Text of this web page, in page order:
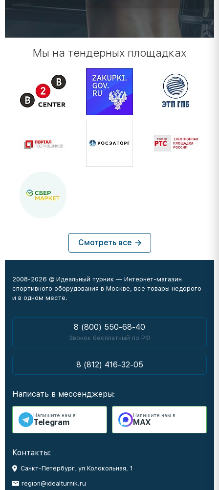
Мы на тендерных площадках
Смотреть все
2008-2026 © Идеальный турник — Интернет-магазин
спортивного оборудования в Москве, все товары недорого
и в одном месте.
8 (800) 550-68-40
Звонок бесплатный по РФ
8 (812) 416-32-05
Написать в мессенджеры:
Напишите нам в
Telegram
Напишите нам в
MAX
Контакты:
Санкт-Петербург, ул Колокольная, 1
region@idealturnik.ru